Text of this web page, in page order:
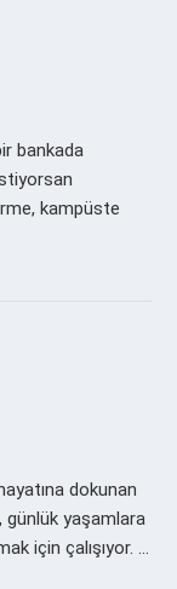
bankada
kampüste
dokunan
günlük yaşamlara
için çalışıyor. …